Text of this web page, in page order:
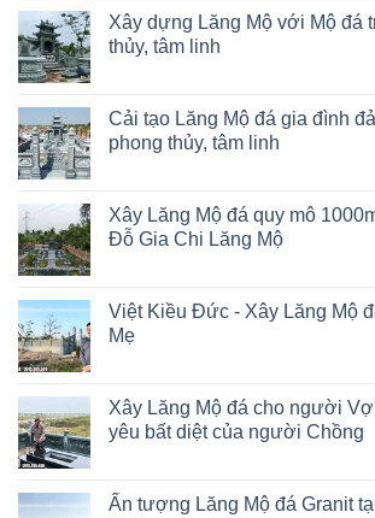
Xây dựng Lăng Mộ với Mộ đá
thủy, tâm linh
Cải tạo Lăng Mộ đá gia đình
phong thủy, tâm linh
Xây Lăng Mộ đá quy mô
Đỗ Gia Chi Lăng Mộ
Việt Kiều Đức - Xây Lăng Mộ
Mẹ
Xây Lăng Mộ đá cho người
yêu bất diệt của người Chồng
Ấn tượng Lăng Mộ đá Granit